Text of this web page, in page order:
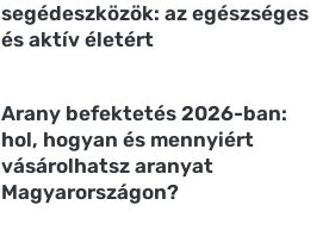
segédeszközök: az egészséges
és aktív életért
Arany befektetés 2026-ban:
hol, hogyan és mennyiért
vásárolhatsz aranyat
Magyarországon?